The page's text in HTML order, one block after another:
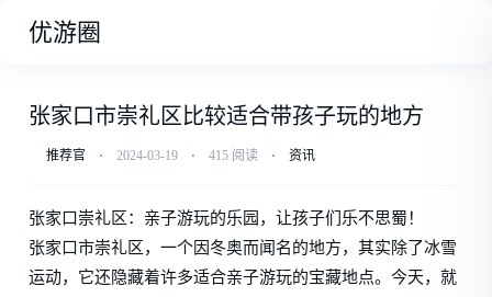
优游圈
张家口市崇礼区比较适合带孩子玩的地方
推荐官 ⋅ 2024-03-19 ⋅ 415 阅读 ⋅ 资讯
张家口崇礼区：亲子游玩的乐园，让孩子们乐不思蜀！
张家口市崇礼区，一个因冬奥而闻名的地方，其实除了冰雪
运动，它还隐藏着许多适合亲子游玩的宝藏地点。今天，就